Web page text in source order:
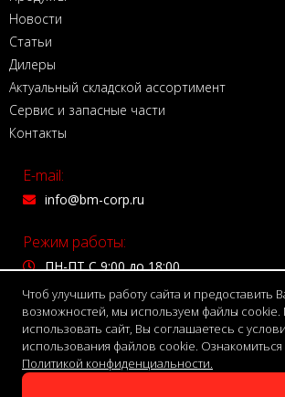
Новости
Статьи
Дилеры
Актуальный складской ассортимент
Сервис и запасные части
Контакты
E-mail:
info@bm-corp.ru
Режим работы:
ПН-ПТ С 9:00 до 18:00
Адрес:
150999 г. Ярославль,
Волжская набережная, д. 4
Чтоб улучшить работу сайта и предоставить
возможностей, мы используем файлы cookie.
использовать сайт, Вы соглашаетесь с
использования файлов cookie. Ознакомиться
Политикой конфиденциальности.